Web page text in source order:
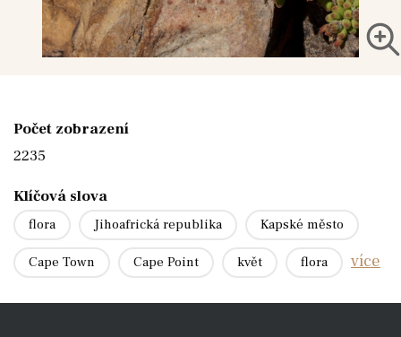
Počet zobrazení
2235
Klíčová slova
flora Jihoafrická republika Kapské město
Cape Town Cape Point květ flora více